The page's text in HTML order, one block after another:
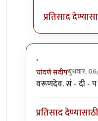
प्रतिसाद
.
चांदणे संदीपबुधवार,
In reply toफोटो
वरूणदेव. सं - दी - प
प्रतिसाद देण्यासाठी